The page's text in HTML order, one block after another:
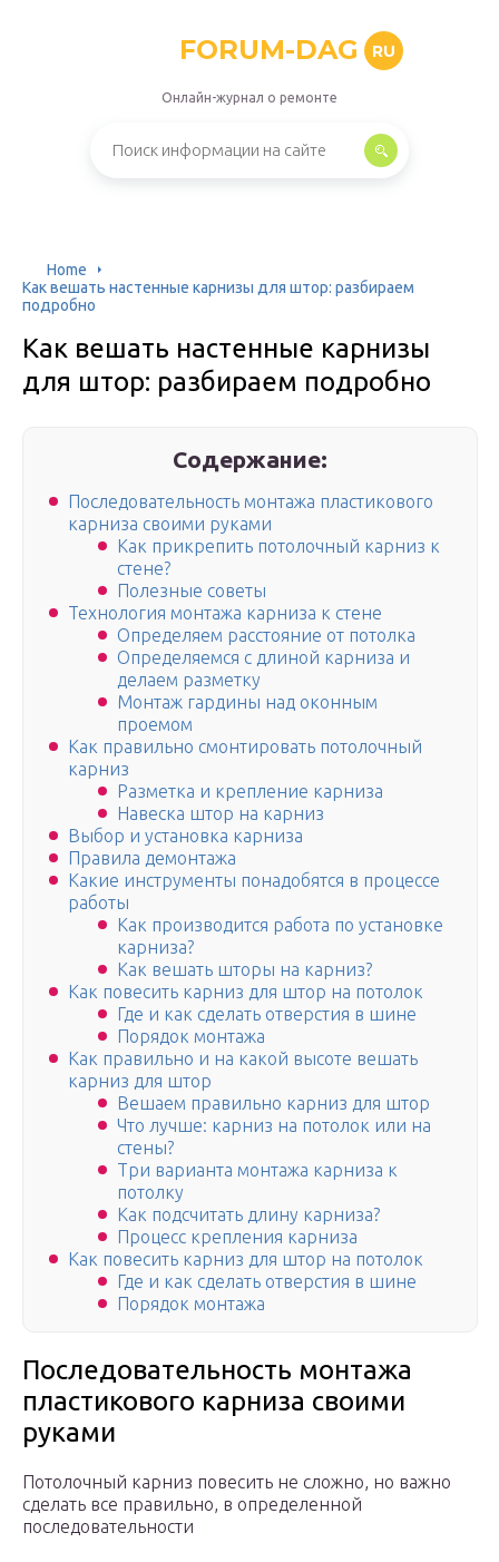
FORUM-DAG RU
Онлайн-журнал о ремонте
Home
Как вешать настенные карнизы для штор: разбираем
подробно
Как вешать настенные карнизы
для штор: разбираем подробно
Содержание:
Последовательность монтажа пластикового
карниза своими руками
Как прикрепить потолочный карниз к
стене?
Полезные советы
Технология монтажа карниза к стене
Определяем расстояние от потолка
Определяемся с длиной карниза и
делаем разметку
Монтаж гардины над оконным
проемом
Как правильно смонтировать потолочный
карниз
Разметка и крепление карниза
Навеска штор на карниз
Выбор и установка карниза
Правила демонтажа
Какие инструменты понадобятся в процессе
работы
Как производится работа по установке
карниза?
Как вешать шторы на карниз?
Как повесить карниз для штор на потолок
Где и как сделать отверстия в шине
Порядок монтажа
Как правильно и на какой высоте вешать
карниз для штор
Вешаем правильно карниз для штор
Что лучше: карниз на потолок или на
стены?
Три варианта монтажа карниза к
потолку
Как подсчитать длину карниза?
Процесс крепления карниза
Как повесить карниз для штор на потолок
Где и как сделать отверстия в шине
Порядок монтажа
Последовательность монтажа
пластикового карниза своими
руками
Потолочный карниз повесить не сложно, но важно
сделать все правильно, в определенной
последовательности